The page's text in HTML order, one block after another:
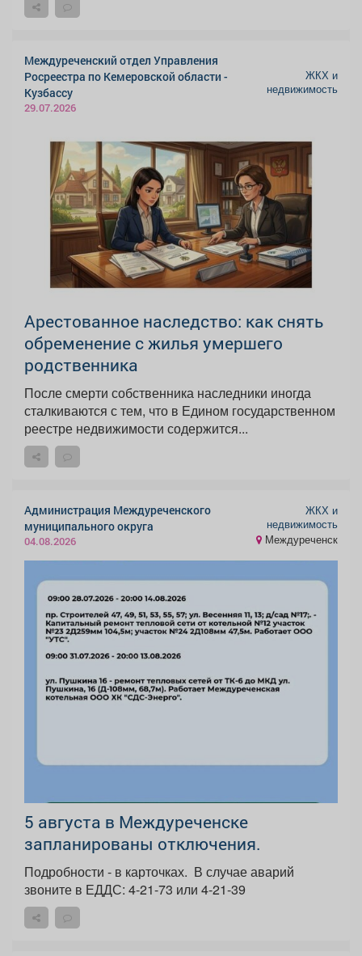
Междуреченский отдел Управления
Росреестра по Кемеровской области -
Кузбассу
29.07.2026
ЖКХ и
недвижимость
Арестованное наследство: как снять
обременение с жилья умершего
родственника
После смерти собственника наследники иногда
сталкиваются с тем, что в Едином государственном
реестре недвижимости содержится...
Администрация Междуреченского
муниципального округа
04.08.2026
ЖКХ и
недвижимость
Междуреченск
5 августа в Междуреченске
запланированы отключения.
Подробности - в карточках. ️ В случае аварий
звоните в ЕДДС: 4-21-73 или 4-21-39